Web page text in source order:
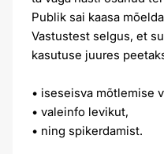
Publik sai kaasa
Vastustest selgus, et
kasutuse juures
• iseseisva mõtlemise
• valeinfo levikut,
• ning spikerdamist.